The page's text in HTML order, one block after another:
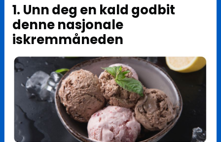
1. Unn deg en kald godbit
denne nasjonale
iskremmåneden